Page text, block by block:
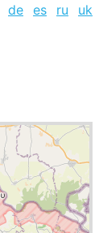
de es ru uk